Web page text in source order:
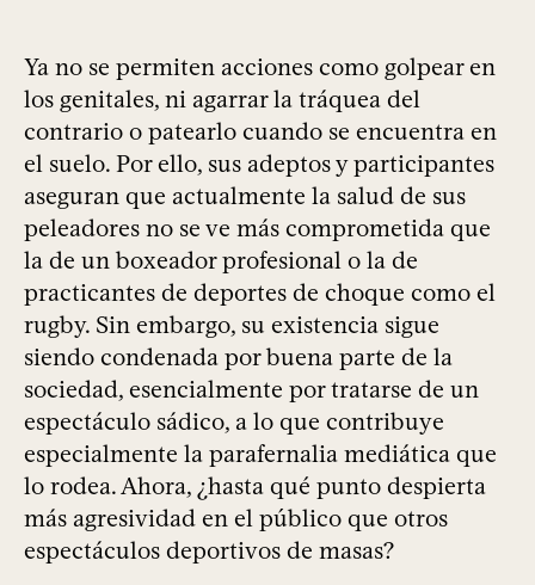
Ya no se permiten acciones como golpear en
los genitales, ni agarrar la tráquea del
contrario o patearlo cuando se encuentra en
el suelo. Por ello, sus adeptos y participantes
aseguran que actualmente la salud de sus
peleadores no se ve más comprometida que
la de un boxeador profesional o la de
practicantes de deportes de choque como el
rugby. Sin embargo, su existencia sigue
siendo condenada por buena parte de la
sociedad, esencialmente por tratarse de un
espectáculo sádico, a lo que contribuye
especialmente la parafernalia mediática que
lo rodea. Ahora, ¿hasta qué punto despierta
más agresividad en el público que otros
espectáculos deportivos de masas?